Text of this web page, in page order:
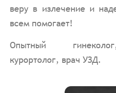
веру в излечение и
всем помогает!
Опытный
курортолог, врач УЗД.